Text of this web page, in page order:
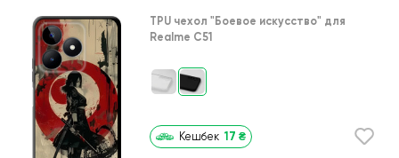
TPU чехол "Боевое искусство" для
Realme C51
Кешбек 17 ₴